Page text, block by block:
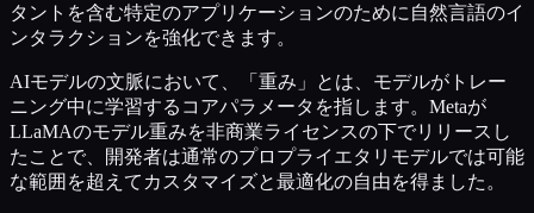
タントを含む特定のアプリケーションのために自然言語のイ
ンタラクションを強化できます。
AIモデルの文脈において、「重み」とは、モデルがトレー
ニング中に学習するコアパラメータを指します。Metaが
LLaMAのモデル重みを非商業ライセンスの下でリリースし
たことで、開発者は通常のプロプライエタリモデルでは可能
な範囲を超えてカスタマイズと最適化の自由を得ました。